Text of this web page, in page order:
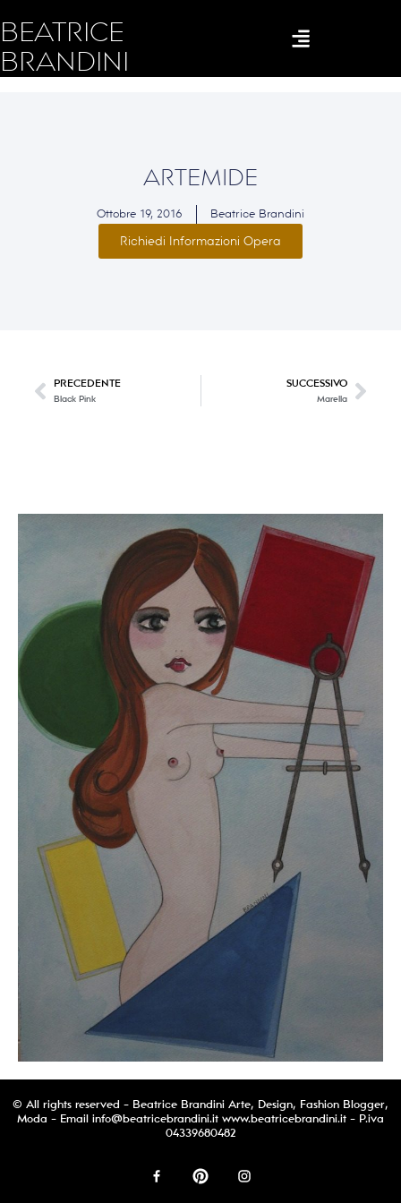
BEATRICE
BRANDINI
ARTEMIDE
Ottobre 19, 2016 Beatrice Brandini
Richiedi Informazioni Opera
PRECEDENTE
Black Pink
SUCCESSIVO
Marella
© All rights reserved - Beatrice Brandini Arte, Design, Fashion Blogger,
Moda - Email info@beatricebrandini.it www.beatricebrandini.it - P.iva
04339680482